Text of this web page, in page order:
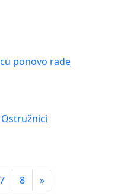
ponovo rade
7 8 »